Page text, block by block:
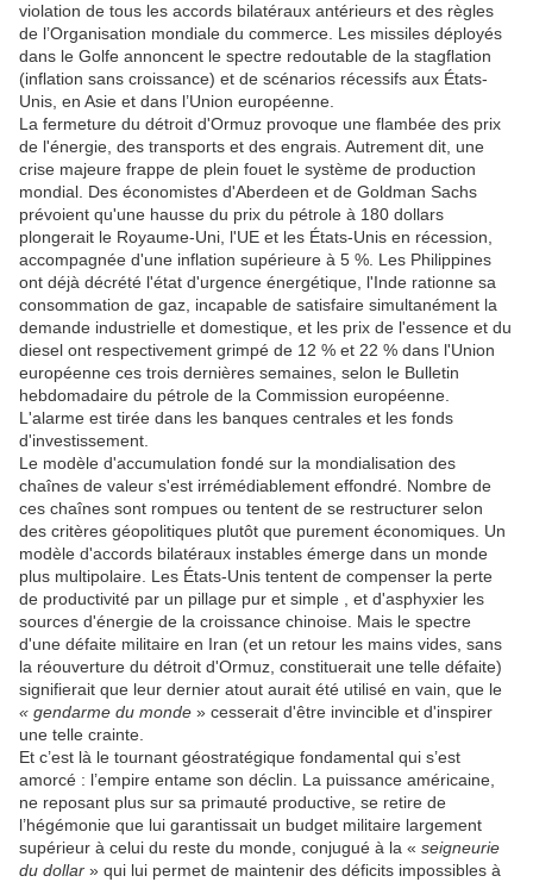
violation de tous les accords bilatéraux antérieurs et des règles
de l’Organisation mondiale du commerce. Les missiles déployés
dans le Golfe annoncent le spectre redoutable de la stagflation
(inflation sans croissance) et de scénarios récessifs aux États-
Unis, en Asie et dans l’Union européenne.
La fermeture du détroit d'Ormuz provoque une flambée des prix
de l'énergie, des transports et des engrais. Autrement dit, une
crise majeure frappe de plein fouet le système de production
mondial. Des économistes d'Aberdeen et de Goldman Sachs
prévoient qu'une hausse du prix du pétrole à 180 dollars
plongerait le Royaume-Uni, l'UE et les États-Unis en récession,
accompagnée d'une inflation supérieure à 5 %. Les Philippines
ont déjà décrété l'état d'urgence énergétique, l'Inde rationne sa
consommation de gaz, incapable de satisfaire simultanément la
demande industrielle et domestique, et les prix de l'essence et du
diesel ont respectivement grimpé de 12 % et 22 % dans l'Union
européenne ces trois dernières semaines, selon le Bulletin
hebdomadaire du pétrole de la Commission européenne.
L'alarme est tirée dans les banques centrales et les fonds
d'investissement.
Le modèle d'accumulation fondé sur la mondialisation des
chaînes de valeur s'est irrémédiablement effondré. Nombre de
ces chaînes sont rompues ou tentent de se restructurer selon
des critères géopolitiques plutôt que purement économiques. Un
modèle d'accords bilatéraux instables émerge dans un monde
plus multipolaire. Les États-Unis tentent de compenser la perte
de productivité par un pillage pur et simple , et d'asphyxier les
sources d'énergie de la croissance chinoise. Mais le spectre
d'une défaite militaire en Iran (et un retour les mains vides, sans
la réouverture du détroit d'Ormuz, constituerait une telle défaite)
signifierait que leur dernier atout aurait été utilisé en vain, que le
« gendarme du monde » cesserait d'être invincible et d'inspirer
une telle crainte.
Et c’est là le tournant géostratégique fondamental qui s’est
amorcé : l’empire entame son déclin. La puissance américaine,
ne reposant plus sur sa primauté productive, se retire de
l’hégémonie que lui garantissait un budget militaire largement
supérieur à celui du reste du monde, conjugué à la « seigneurie
du dollar » qui lui permet de maintenir des déficits impossibles à